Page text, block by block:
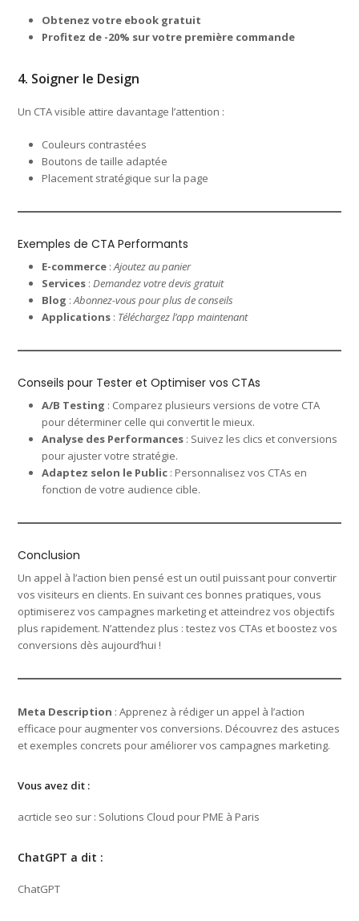
Obtenez votre ebook gratuit
Profitez de -20% sur votre première commande
4. Soigner le Design
Un CTA visible attire davantage l’attention :
Couleurs contrastées
Boutons de taille adaptée
Placement stratégique sur la page
Exemples de CTA Performants
E-commerce :Ajoutez au panier
Services :Demandez votre devis gratuit
Blog :Abonnez-vous pour plus de conseils
Applications : Téléchargez l’app maintenant
Conseils pour Tester et Optimiser vos CTAs
A/B Testing : Comparez plusieurs versions de votre CTA
pour déterminer celle qui convertit le mieux.
Analyse des Performances : Suivez les clics et conversions
pour ajuster votre stratégie.
Adaptez selon le Public : Personnalisez vos CTAs en
fonction de votre audience cible.
Conclusion
Un appel à l’action bien pensé est un outil puissant pour convertir
vos visiteurs en clients. En suivant ces bonnes pratiques, vous
optimiserez vos campagnes marketing et atteindrez vos objectifs
plus rapidement. N’attendez plus : testez vos CTAs et boostez vos
conversions dès aujourd’hui !
Meta Description : Apprenez à rédiger un appel à l’action
efficace pour augmenter vos conversions. Découvrez des astuces
et exemples concrets pour améliorer vos campagnes marketing.
Vous avez dit :
acrticle seo sur : Solutions Cloud pour PME à Paris
ChatGPT a dit :
ChatGPT